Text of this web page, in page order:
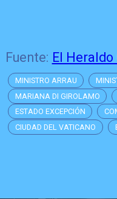
Fuente: El Heraldo
MINISTRO ARRAU
MARIANA DI GIROLAMO
ESTADO EXCEPCIÓN
CIUDAD DEL VATICANO